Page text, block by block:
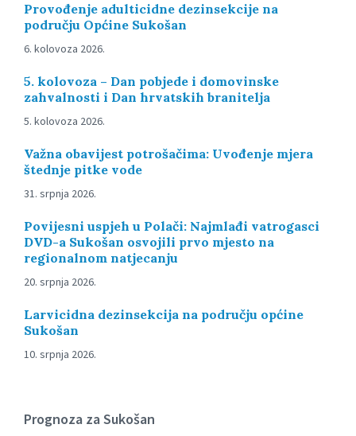
Provođenje adulticidne dezinsekcije na
području Općine Sukošan
6. kolovoza 2026.
5. kolovoza – Dan pobjede i domovinske
zahvalnosti i Dan hrvatskih branitelja
5. kolovoza 2026.
Važna obavijest potrošačima: Uvođenje mjera
štednje pitke vode
31. srpnja 2026.
Povijesni uspjeh u Polači: Najmlađi vatrogasci
DVD-a Sukošan osvojili prvo mjesto na
regionalnom natjecanju
20. srpnja 2026.
Larvicidna dezinsekcija na području općine
Sukošan
10. srpnja 2026.
Prognoza za Sukošan